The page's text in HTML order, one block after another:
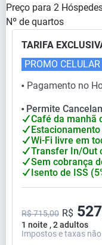
Preço para 2
Nº de quartos
TARIFA
⬤ Pagamento no
PROMO CELULAR
⬤
Permite
Café da manhã
Wi-Fi livre em
Transfer In/Out
Sem cobrança
Isento de ISS
1 noite , 2 adultos
R$ 715,00 R$
Impostos e taxas